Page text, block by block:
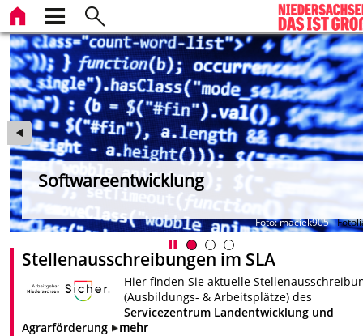
Softwareentwicklung
Foto: maciek905 -
Stellenausschreibungen im SLA
Hier finden Sie aktuelle
(Ausbildungs- & Arbeitsplätze) des
Servicezentrum Landentwicklung und
Agrarförderung
mehr